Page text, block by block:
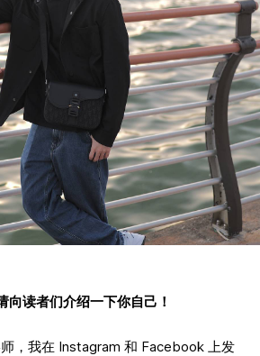
向读者们介绍一下你自己！
，我在 Instagram 和 Facebook 上发